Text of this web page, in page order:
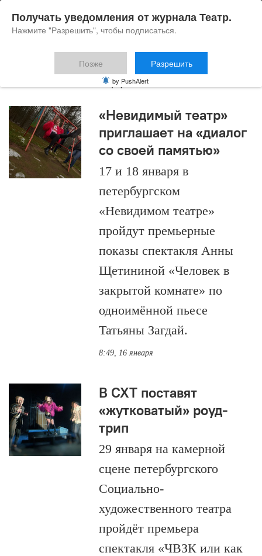
Татьяна Загдай
«Невидимый театр»
приглашает на «диалог
со своей памятью»
17 и 18 января в
петербургском
«Невидимом театре»
пройдут премьерные
показы спектакля Анны
Щетининой «Человек в
закрытой комнате» по
одноимённой пьесе
Татьяны Загдай.
8:49, 16 января
В СХТ поставят
«жутковатый» роуд-
трип
29 января на камерной
сцене петербургского
Социально-
художественного театра
пройдёт премьера
спектакля «ЧВЗК или как
Получать уведомления от журнала Театр.
Нажмите "Разрешить", чтобы подписаться.
Позже Разрешить
by PushAlert